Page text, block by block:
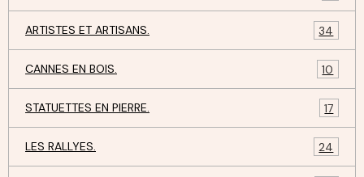
ARTISTES ET ARTISANS. 34
CANNES EN BOIS. 10
STATUETTES EN PIERRE. 17
LES RALLYES. 24